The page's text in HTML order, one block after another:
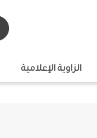
الزاوية الإعلامية